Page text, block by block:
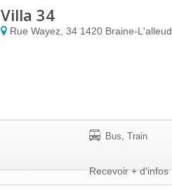
Villa 34
Rue Wayez, 34 1420 Braine-L'alleud
Bus, Train
Recevoir + d'infos